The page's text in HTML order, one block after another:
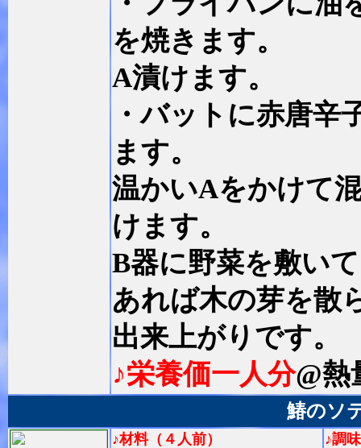
を焼きます。
A漬けます。
・バットに赤唐
ます。
温かいAをかけて
けます。
B器に野菜を敷い
あれば木の芽を散
出来上がりです。
♪栄養価一人分@熱
鰆のソ
♪材料（４人前）
♪調